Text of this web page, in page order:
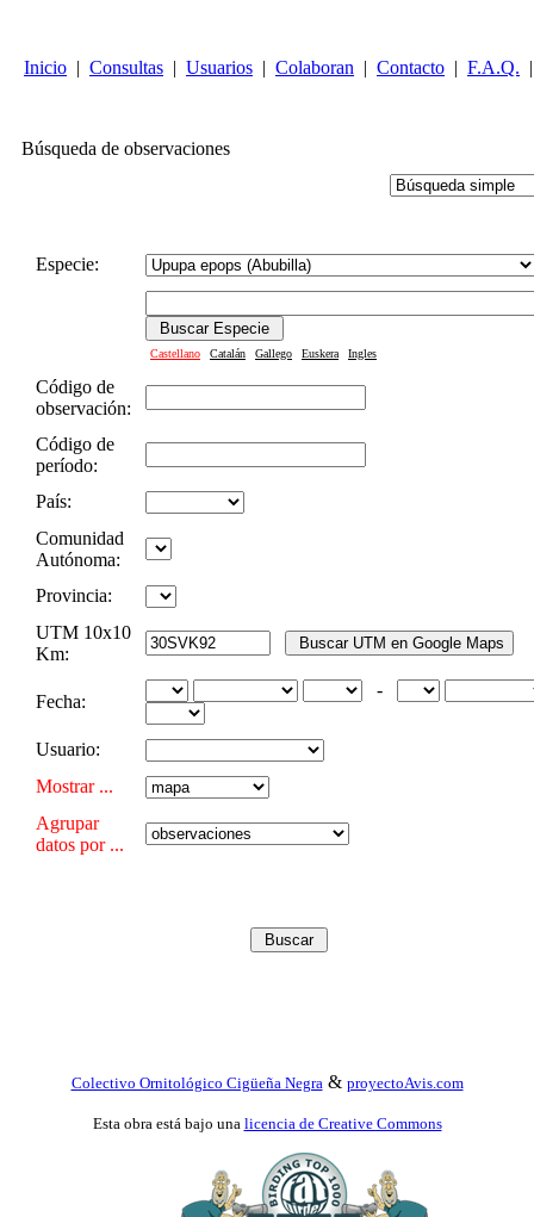
Inicio | Consultas | Usuarios | Colaboran | Contacto | F.A.Q. |
Búsqueda de observaciones
Especie:
Castellano Catalán Gallego Euskera Ingles
Código de
observación:
Código de
período:
País:
Comunidad
Autónoma:
Provincia:
UTM 10x10
Km:
Fecha:
-
Usuario:
Mostrar ...
Agrupar
datos por ...
Colectivo Ornitológico Cigüeña Negra & proyectoAvis.com
Esta obra está bajo una licencia de Creative Commons